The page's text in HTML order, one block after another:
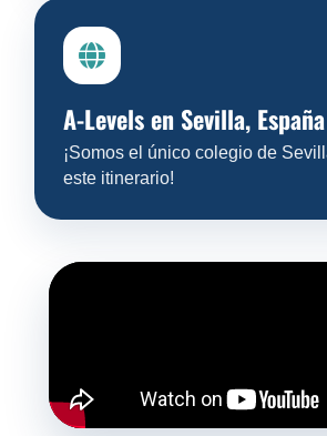
A-Levels en Sevilla, España
¡Somos el único colegio de
este itinerario!